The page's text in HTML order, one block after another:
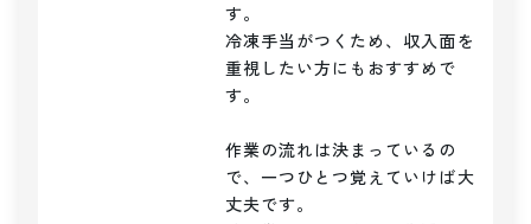
す。
冷凍手当がつくため、収入面を
重視したい方にもおすすめで
す。
作業の流れは決まっているの
で、一つひとつ覚えていけば大
丈夫です。